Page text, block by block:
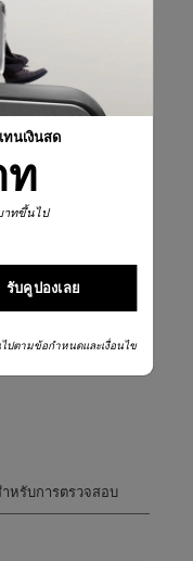
นเงินสด
าทขึ้นไป
รับคูปองเลย
ไปตามข้อกำหนดและเงื่อนไข
2
หรับการตรวจสอบ